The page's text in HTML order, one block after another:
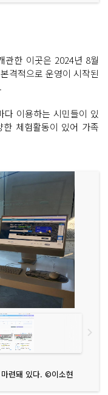
관한 이곳은 2024년 8월
격적으로 운영이 시작된
다 이용하는 시민들이 있
체험활동이 있어 가족
련돼 있다. ©이소현